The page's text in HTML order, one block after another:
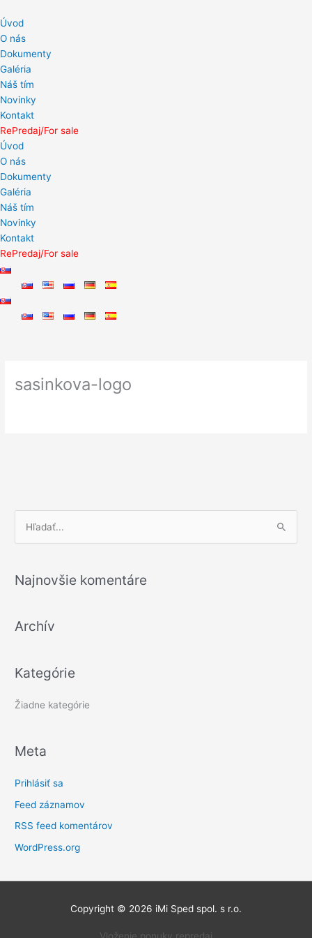
na
obsah
Úvod
O nás
Dokumenty
Galéria
Náš tím
Novinky
Kontakt
RePredaj/For sale
Úvod
O nás
Dokumenty
Galéria
Náš tím
Novinky
Kontakt
RePredaj/For sale
sasinkova-logo
ľ
d
:
Najnovšie komentáre
Archív
Kategórie
Žiadne kategórie
Meta
Prihlásiť sa
Feed záznamov
RSS feed komentárov
WordPress.org
Copyright © 2026 iMi Sped spol. s r.o.
Vloženie ponuky repredaj